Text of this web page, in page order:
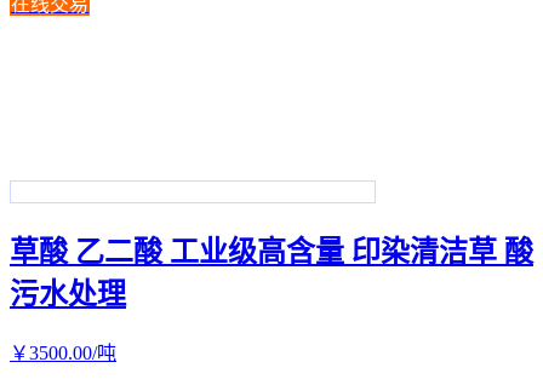
草酸 乙二酸 工业级高含量 印染清洁草 酸
污水处理
￥3500.00/吨